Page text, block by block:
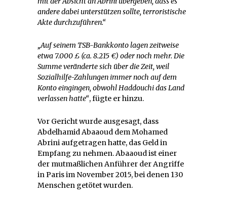
andere dabei unterstützen sollte, terroristische
Akte durchzuführen.“
„Auf seinem TSB-Bankkonto lagen zeitweise
etwa 7.000£ (ca. 8.215 €) oder noch mehr. Die
Summe veränderte sich über die Zeit, weil
Sozialhilfe-Zahlungen immer noch auf dem
Konto eingingen, obwohl Haddouchi das Land
verlassen hatte“, fügte er hinzu.
Vor Gericht wurde ausgesagt, dass
Abdelhamid Abaaoud dem Mohamed
Abrini aufgetragen hatte, das Geld in
Empfang zu nehmen. Abaaoud ist einer
der mutmaßlichen Anführer der Angriffe
in Paris im November 2015, bei denen 130
Menschen getötet wurden.